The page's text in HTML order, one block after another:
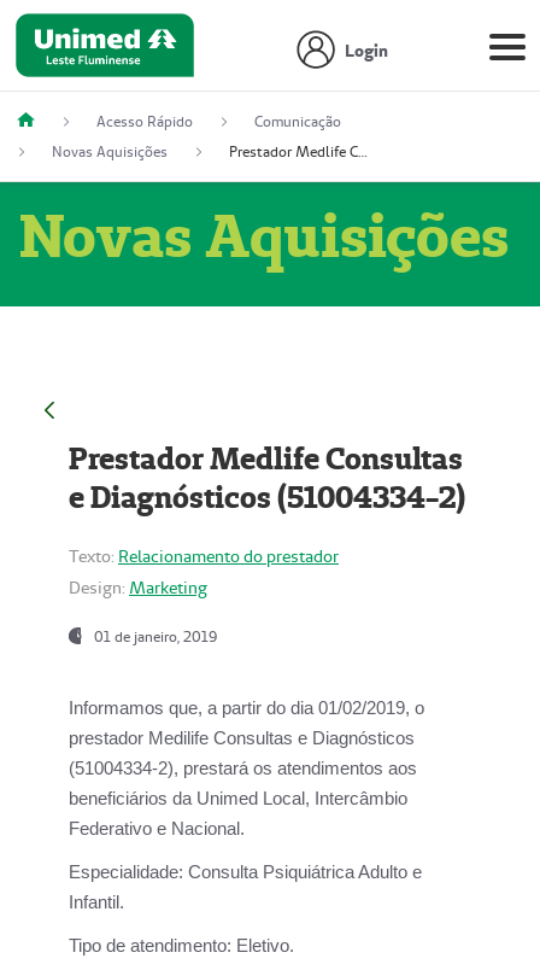
Login
Acesso Rápido
Comunicação
Novas Aquisições
Prestador Medlife Consultas e Diagnósticos (51004334-2)
Novas Aquisições
Prestador Medlife Consultas
e Diagnósticos (51004334-2)
Texto: Relacionamento do prestador
Design: Marketing
01 de janeiro, 2019
Informamos que, a partir do dia 01/02/2019, o
prestador Medilife Consultas e Diagnósticos
(51004334-2), prestará os atendimentos aos
beneficiários da Unimed Local, Intercâmbio
Federativo e Nacional.
Especialidade: Consulta Psiquiátrica Adulto e
Infantil.
Tipo de atendimento: Eletivo.